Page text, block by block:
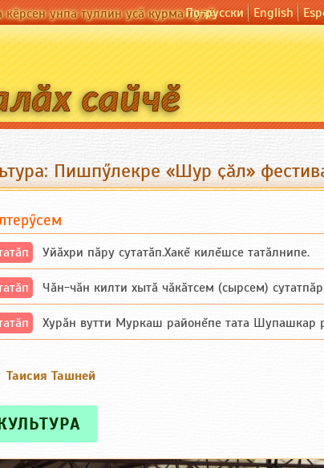
кӗрсен унпа туллин усӑ курма пулӗПо-русски English
Пишпӳлекре «Шур ҫӑл»
Уйăхри пăру сутатăп.Хакĕ килĕшсе татăлнипе.
Чăн-чăн килти хытă чăкăтсем (сырсем)
Хурăн вутти Муркаш районĕпе тата Шупашкар
Таисия Ташней